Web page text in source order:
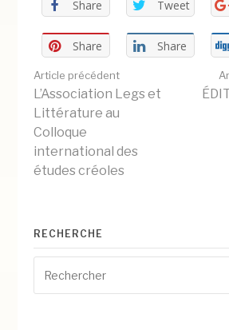
Share Tweet
Share Share
Lire
la
suite
Article précédent
L’Association Legs et
Littérature au
Colloque
international des
études créoles
RECHERCHE
pour
: